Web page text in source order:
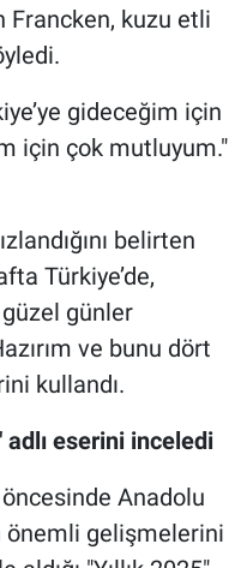
Francken, kuzu etli
gideceğim için
için çok mutluyum."
belirten
Türkiye’de,
günler
ve bunu dört
kullandı.
adlı eserini inceledi
Anadolu
önemli gelişmelerini